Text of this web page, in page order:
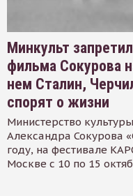
Минкульт
фильма Сокурова
нем Сталин,
спорят о жизни
Министерство
Александра Сокурова
году, на фестивале
Москве с 10 по 15